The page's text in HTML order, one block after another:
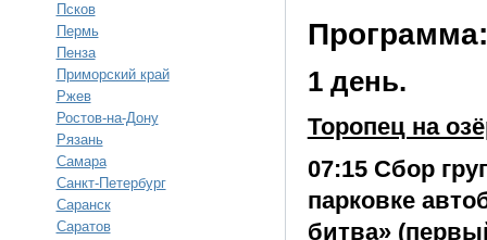
Псков
Пермь
Пенза
Приморский край
Ржев
Ростов-на-Дону
Рязань
Самара
Санкт-Петербург
Саранск
Саратов
Программа:
1 день.
Торопец на
07:15 Сбор
парковке
битва»